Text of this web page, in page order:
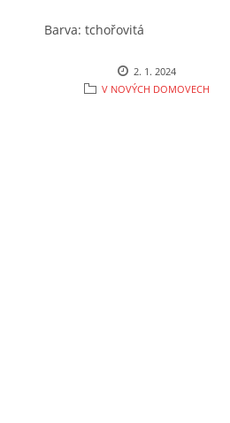
Barva: tchořovitá
Kastrace/očkování: ne/ano
2. 1. 2024
V NOVÝCH DOMOVECH